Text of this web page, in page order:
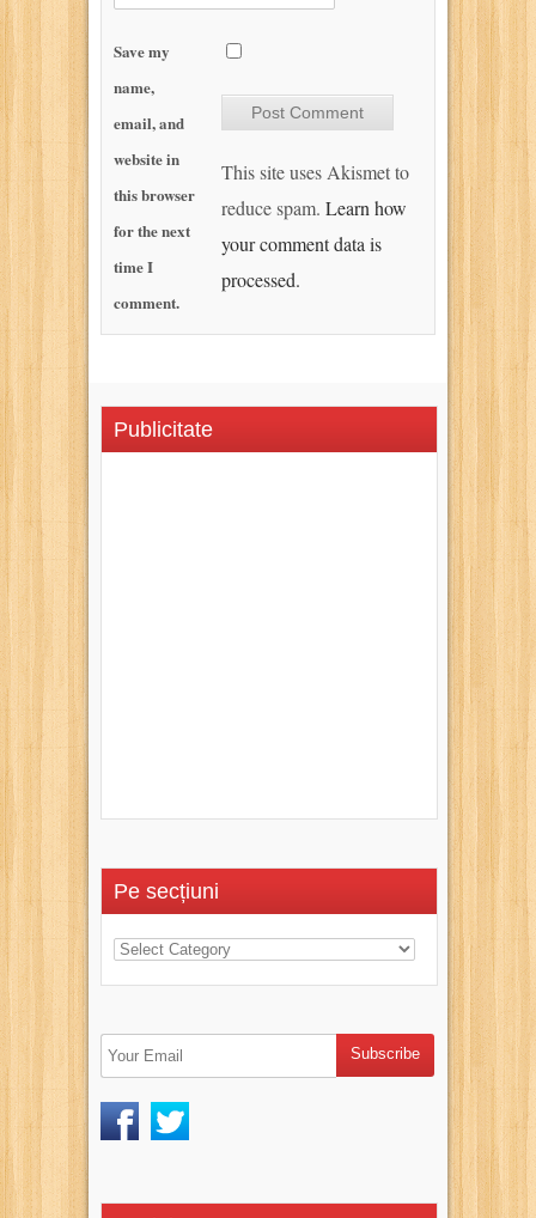
Save my
name,
email, and
website in
this browser
for the next
time I
comment.
This site uses Akismet to
reduce spam. Learn how
your comment data is
processed.
Publicitate
Pe secțiuni